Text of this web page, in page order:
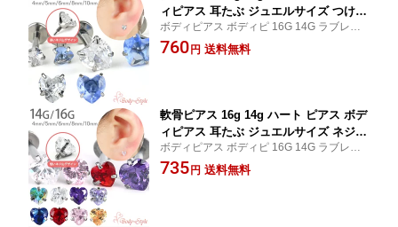
ィピアス 耳たぶ ジュエルサイズ つけっ
ぱなし ラブレットスタッド ピアス16ゲ
ージ ラブレットピアス ラブレット 医療
ボディピアス ボディピ 16G 14G ラブレッ
トスタッド ハート 立爪 ジュエル トラガス
軟骨ピアス ヘリックス 耳たぶ
760円 送料無料
軟骨ピアス 16g 14g ハート ピアス ボデ
ィピアス 耳たぶ ジュエルサイズ ネジ山
短い つけっぱなし ラブレットスタッド
ラブレット 医療用 サージカルステンレ
ボディピアス ボディピ 16G 14G ラブレッ
トスタッド ハート 立爪 ジュエル トラガス
軟骨ピアス ヘリックス 耳たぶ
735円 送料無料